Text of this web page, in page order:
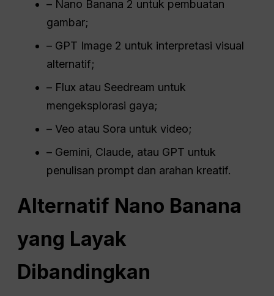
– Nano Banana 2 untuk pembuatan
gambar;
– GPT Image 2 untuk interpretasi visual
alternatif;
– Flux atau Seedream untuk
mengeksplorasi gaya;
– Veo atau Sora untuk video;
– Gemini, Claude, atau GPT untuk
penulisan prompt dan arahan kreatif.
Alternatif Nano Banana
yang Layak
Dibandingkan